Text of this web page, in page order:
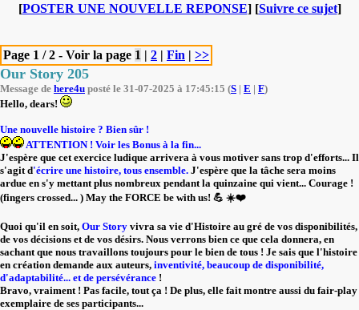
[POSTER UNE NOUVELLE REPONSE] [Suivre ce sujet]
Page 1 / 2 - Voir la page 1 | 2 | Fin | >>
Our Story 205
Message de here4u posté le 31-07-2025 à 17:45:15 (S | E | F)
Hello, dears!
Une nouvelle histoire ? Bien sûr !
ATTENTION ! Voir les Bonus à la fin...
J'espère que cet exercice ludique arrivera à vous motiver sans trop d'efforts... Il
s'agit d'écrire une histoire, tous ensemble. J'espère que la tâche sera moins
ardue en s'y mettant plus nombreux pendant la quinzaine qui vient... Courage !
(fingers crossed... ) May the FORCE be with us! 💪 ☀️❤️
Quoi qu'il en soit, Our Story vivra sa vie d'Histoire au gré de vos disponibilités,
de vos décisions et de vos désirs. Nous verrons bien ce que cela donnera, en
sachant que nous travaillons toujours pour le bien de tous ! Je sais que l'histoire
en création demande aux auteurs, inventivité, beaucoup de disponibilité,
d'adaptabilité... et de persévérance !
Bravo, vraiment ! Pas facile, tout ça ! De plus, elle fait montre aussi du fair-play
exemplaire de ses participants...